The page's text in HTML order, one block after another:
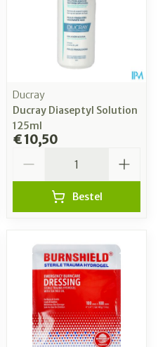
Ducray
Ducray Diaseptyl Solution
125ml
€ 10,50
Bestel